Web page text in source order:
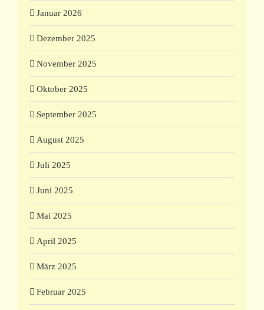
Januar 2026
Dezember 2025
November 2025
Oktober 2025
September 2025
August 2025
Juli 2025
Juni 2025
Mai 2025
April 2025
März 2025
Februar 2025